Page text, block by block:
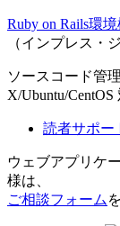
Ruby on Rails環
（インプレス・
ソースコード管
X/Ubuntu/CentOS
読者サポー
ウェブアプリケ
様は、
ご相談フォーム